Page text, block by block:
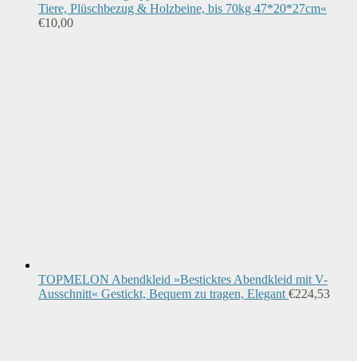
Tiere, Plüschbezug & Holzbeine, bis 70kg 47*20*27cm«
€10,00
TOPMELON Abendkleid »Besticktes Abendkleid mit V-
Ausschnitt« Gestickt, Bequem zu tragen, Elegant €224,53